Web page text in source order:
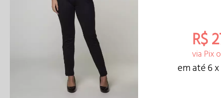
R$
via Pix
em até 6